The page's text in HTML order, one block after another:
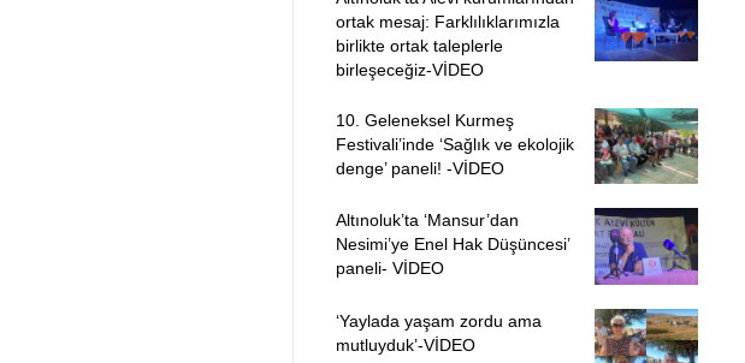
ortak mesaj: Farklılıklarımızla
birlikte ortak taleplerle
birleşeceğiz-VİDEO
10. Geleneksel Kurmeş
Festivali’inde ‘Sağlık ve ekolojik
denge’ paneli! -VİDEO
Altınoluk’ta ‘Mansur’dan
Nesimi’ye Enel Hak Düşüncesi’
paneli- VİDEO
‘Yaylada yaşam zordu ama
mutluyduk’-VİDEO